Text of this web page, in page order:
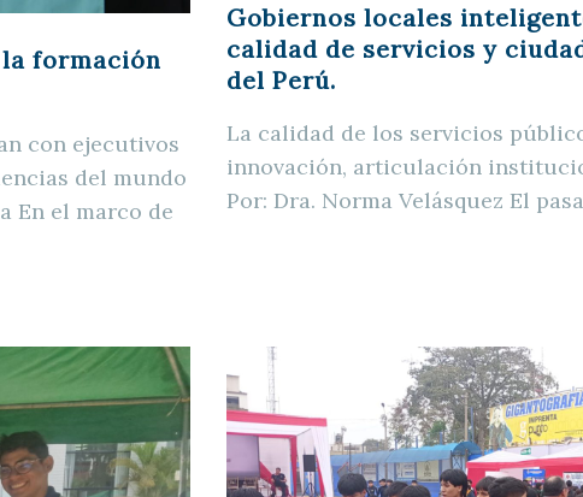
formación
con ejecutivos
del mundo
En el marco de
Gobiernos locales
calidad de servicios y
del Perú.
La calidad de los servicios
innovación, articulación
Por: Dra. Norma Velásquez El